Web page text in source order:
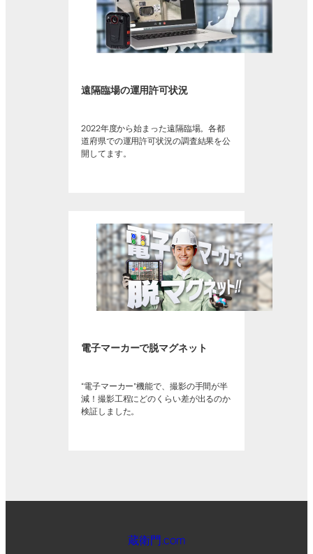
遠隔臨場の運用許可状況
2022年度から始まった遠隔臨場。各都
道府県での運用許可状況の調査結果を公
開してます。
電子マーカーで脱マグネット
“電子マーカー”機能で、撮影の手間が半
減！撮影工程にどのくらい差が出るのか
検証しました。
蔵衛門.com